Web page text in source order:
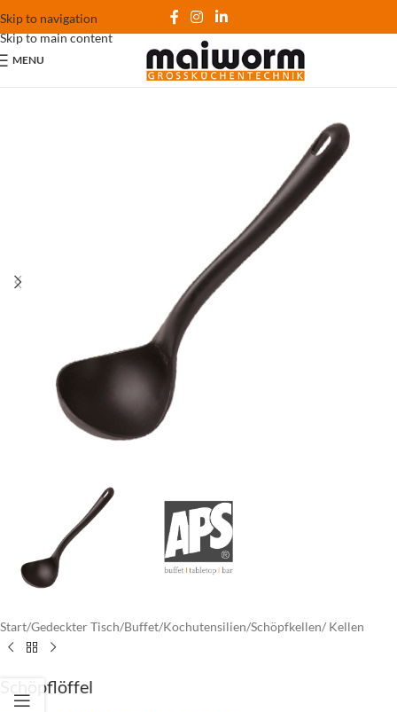
Skip to navigation
Skip to main content
MENU
Start/Gedeckter Tisch/Buffet/Kochutensilien/Schöpfkellen/ Kellen
Schöpflöffel